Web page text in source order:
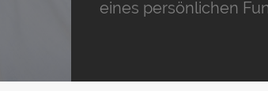
eines persönlichen